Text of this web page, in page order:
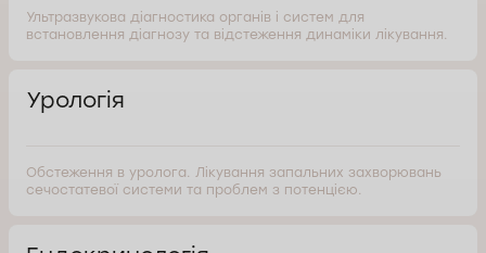
Ультразвукова діагностика органів і систем для
встановлення діагнозу та відстеження динаміки лікування.
Урологія
Обстеження в уролога. Лікування запальних захворювань
сечостатевої системи та проблем з потенцією.